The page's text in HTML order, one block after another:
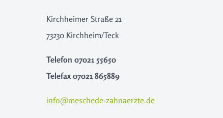
Kirchheimer Straße 21
73230 Kirchheim/Teck
Telefon 07021 55650
Telefax 07021 865889
info@meschede-zahnaerzte.de